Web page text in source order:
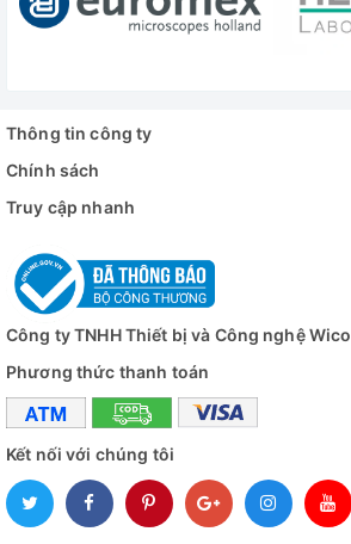
Thông tin công ty
Chính sách
Truy cập nhanh
Công ty TNHH Thiết bị và Công nghệ Wico
Phương thức thanh toán
Kết nối với chúng tôi